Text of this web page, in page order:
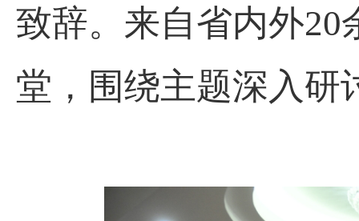
致辞。来自省内外20
堂，围绕主题深入研